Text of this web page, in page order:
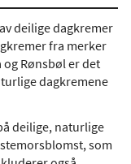
deilige dagkremer
fra merker
og Rønsbøl er det
dagkremene
deilige, naturlige
som